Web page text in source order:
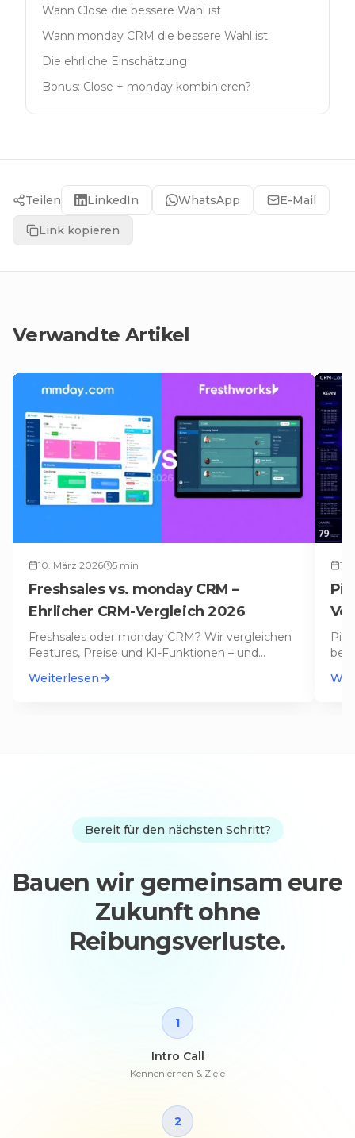
Wann Close die bessere Wahl ist
Wann monday CRM die bessere Wahl ist
Die ehrliche Einschätzung
Bonus: Close + monday kombinieren?
Teilen LinkedIn WhatsApp E-Mail
Link kopieren
Verwandte Artikel
10. März 2026 5 min
Freshsales vs. monday CRM –
Ehrlicher CRM-Vergleich 2026
Freshsales oder monday CRM? Wir vergleichen
Features, Preise und KI-Funktionen – und
Weiterlesen
Bereit für den nächsten Schritt?
Bauen wir gemeinsam eure
Zukunft ohne
Reibungsverluste.
1
Intro Call
Kennenlernen & Ziele
2